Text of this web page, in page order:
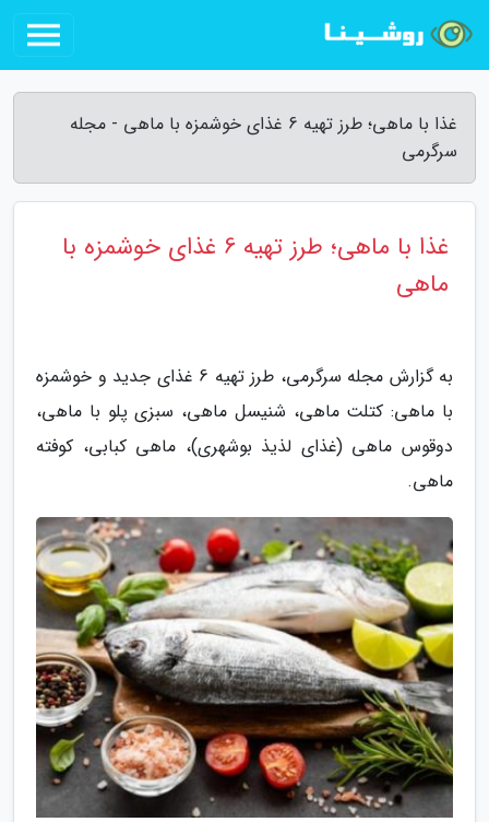
غذا با ماهی؛ طرز تهیه 6 غذای خوشمزه با ماهی - مجله
سرگرمی
غذا با ماهی؛ طرز تهیه 6 غذای خوشمزه با
ماهی
به گزارش مجله سرگرمی، طرز تهیه 6 غذای جدید و خوشمزه
با ماهی: کتلت ماهی، شنیسل ماهی، سبزی پلو با ماهی،
دوقوس ماهی (غذای لذیذ بوشهری)، ماهی کبابی، کوفته
ماهی.